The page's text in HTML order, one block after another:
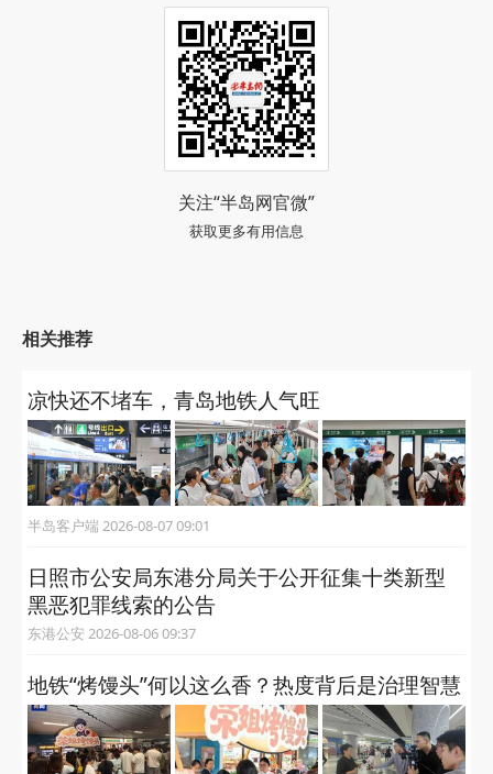
关注“半岛网官微”
获取更多有用信息
相关推荐
凉快还不堵车，青岛地铁人气旺
半岛客户端 2026-08-07 09:01
日照市公安局东港分局关于公开征集十类新型
黑恶犯罪线索的公告
东港公安 2026-08-06 09:37
地铁“烤馒头”何以这么香？热度背后是治理智慧